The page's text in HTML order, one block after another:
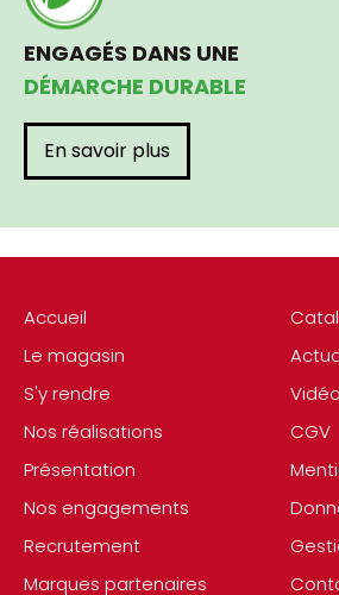
Accueil
Le magasin
S'y rendre
Nos réalisations
Présentation
Nos engagements
Recrutement
Marques partenaires
CGV
ENGAGÉS DANS UNE
DÉMARCHE DURABLE
En savoir plus